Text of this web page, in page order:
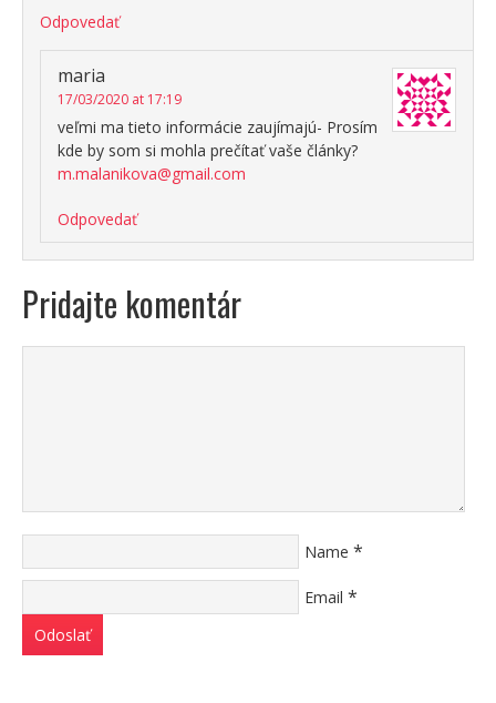
Odpovedať
maria
17/03/2020 at 17:19
veľmi ma tieto informácie zaujímajú- Prosím
kde by som si mohla prečítať vaše články?
m.malanikova@gmail.com
Odpovedať
Pridajte komentár
Name *
Email *